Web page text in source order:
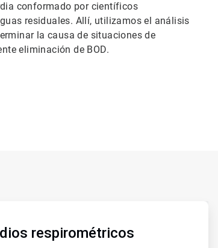
conformado por científicos
residuales. Allí, utilizamos el análisis
la causa de situaciones de
eliminación de BOD.
respirométricos